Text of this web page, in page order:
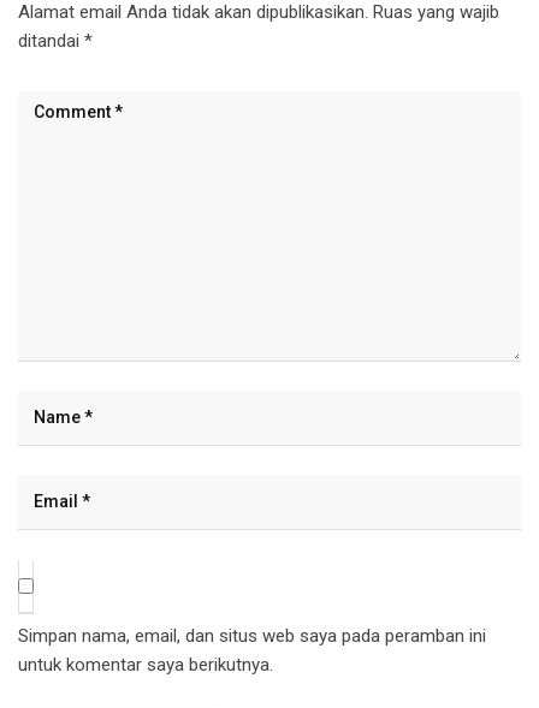
Alamat email Anda tidak akan dipublikasikan. Ruas yang wajib
ditandai *
Simpan nama, email, dan situs web saya pada peramban ini
untuk komentar saya berikutnya.